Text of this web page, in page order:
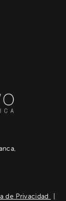
de Privacidad